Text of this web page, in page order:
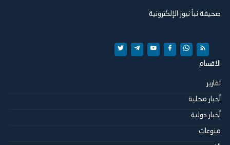
صحيفة نبأ نيوز الإلكترونية
الاقسام
تقارير
أخبار محلية
أخبار دولية
منوعات